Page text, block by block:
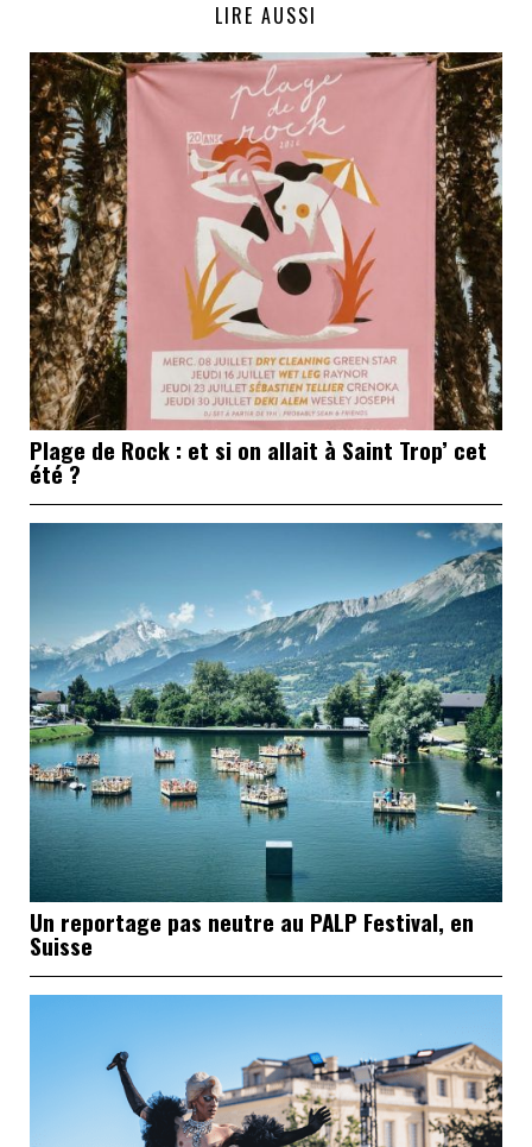
LIRE AUSSI
Plage de Rock : et si on allait à Saint Trop’ cet
été ?
Un reportage pas neutre au PALP Festival, en
Suisse